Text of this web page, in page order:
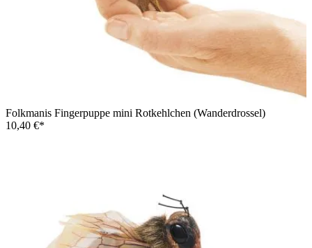
Folkmanis Fingerpuppe mini Rotkehlchen (Wanderdrossel)
10,40 €*